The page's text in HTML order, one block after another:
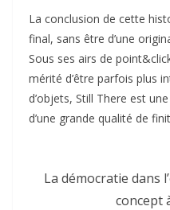
La conclusion de cette
final, sans être d’une
Sous ses airs de
mérité d’être parfois plus
d’objets, Still There est
d’une grande qualité de
La démocratie dans
concept